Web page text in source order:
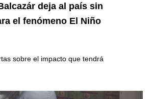
deja al país sin
el fenómeno El Niño
sobre el impacto que tendrá